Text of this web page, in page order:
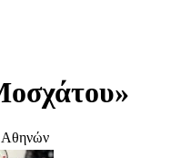
Αθηνών